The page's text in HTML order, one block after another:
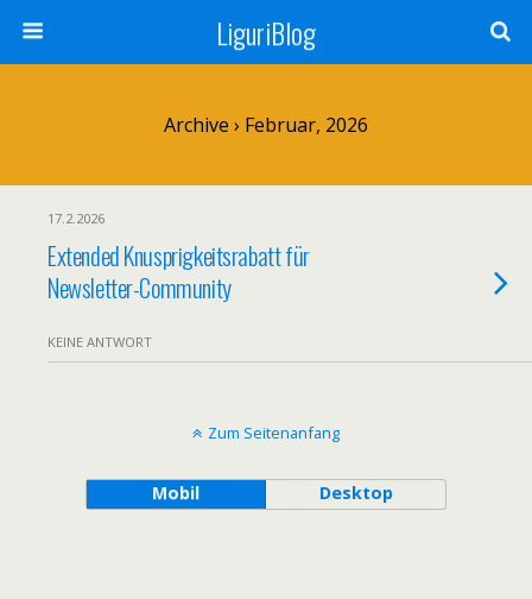
LiguriBlog
Archive › Februar, 2026
17.2.2026
Extended Knusprigkeitsrabatt für
Newsletter-Community
KEINE ANTWORT
Zum Seitenanfang
Mobil Desktop